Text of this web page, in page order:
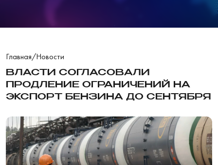
Главная/Новости
ВЛАСТИ СОГЛАСОВАЛИ
ПРОДЛЕНИЕ ОГРАНИЧЕНИЙ НА
ЭКСПОРТ БЕНЗИНА ДО СЕНТЯБРЯ